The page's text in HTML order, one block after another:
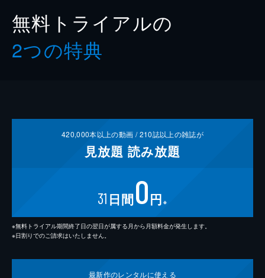
無料トライアルの
2つの特典
420,000本以上の動画 /210誌以上の雑誌が
見放題 読み放題
31 日間0円 ※
※無料トライアル期間終了日の翌日が属する月から月額料金が発生します。
※日割りでのご請求はいたしません。
最新作のレンタルに使える